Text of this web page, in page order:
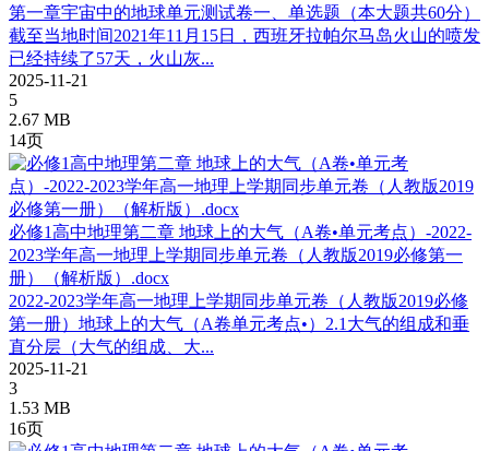
第一章宇宙中的地球单元测试卷一、单选题（本大题共60分）
截至当地时间2021年11月15日，西班牙拉帕尔马岛火山的喷发
已经持续了57天，火山灰...
2025-11-21
5
2.67 MB
14页
必修1高中地理第二章 地球上的大气（A卷•单元考点）-2022-
2023学年高一地理上学期同步单元卷（人教版2019必修第一
册）（解析版）.docx
2022-2023学年高一地理上学期同步单元卷（人教版2019必修
第一册）地球上的大气（A卷单元考点•）2.1大气的组成和垂
直分层（大气的组成、大...
2025-11-21
3
1.53 MB
16页